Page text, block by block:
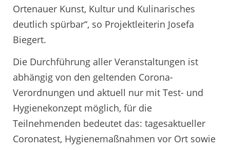
Ortenauer Kunst, Kultur und Kulinarisches
deutlich spürbar“, so Projektleiterin Josefa
Biegert.
Die Durchführung aller Veranstaltungen ist
abhängig von den geltenden Corona-
Verordnungen und aktuell nur mit Test- und
Hygienekonzept möglich, für die
Teilnehmenden bedeutet das: tagesaktueller
Coronatest, Hygienemaßnahmen vor Ort sowie